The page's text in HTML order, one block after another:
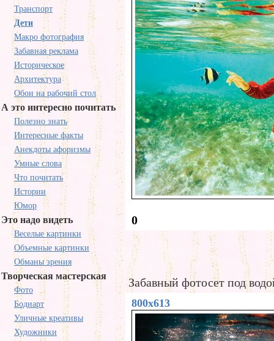
Транспорт
Дети
Макро фотография
Забавная реклама
Историческое
Архитектура
Обои на рабочий стол
А это интересно почитать
Полезно знать
Интересные факты
Анекдоты афоризмы
Умные слова
Что почитать
Истории
Юмор
Это надо видеть
Веселые картинки
Объемные картинки
Обманы зрения
Творческая мастерская
Фото
Бодиарт
Уличные креативы
Художники
0
Забавный фотосет под
800x613